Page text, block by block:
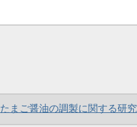
たまご醤油の調製に関する研究